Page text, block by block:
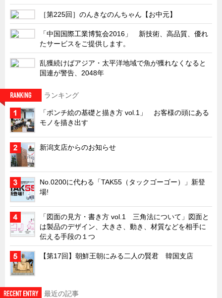
隠れた名品
旬の野菜とタキゲン製品
PICK UP NEWS
ポンチ絵の基礎と描き方
図面の見方・書き方
キャビネット工業会規格「CA300」集中講義
ズバッとお悩み解決 テクニカル Q and A
瀧源点回帰
光る技術！未来へのモノづくり
ちょっとユニークなお客様
ビジサスニュース
ECOLOGY NEWS SCRAMBLE
わが街わが支店
支店所在地（歴史探訪）
ニッポン再発見
あれこれWATCH
こんなとき、どう言うの?
４コマ漫画 のんきなのんちゃん
［第225回］のんきなのんちゃん【お中元】
「中国国際工業博覧会2016」 新技術、高品質、優れ
たサービスをご提供します。
乱獲続けばアジア・太平洋地域で魚が獲れなくなると
国連が警告、2048年
ランキング
「ポンチ絵の基礎と描き方 vol.1」 お客様の頭にある
モノを描き出す
新潟支店からのお知らせ
No.0200に代わる「TAK55（タックゴーゴー）」新登
場!
「図面の見方・書き方 vol.1 三角法について」図面と
は製品のデザイン、大きさ、動き、材質などを相手に
伝える手段の１つ
【第17回】朝鮮王朝にみる二人の賢君 韓国支店
最近の記事